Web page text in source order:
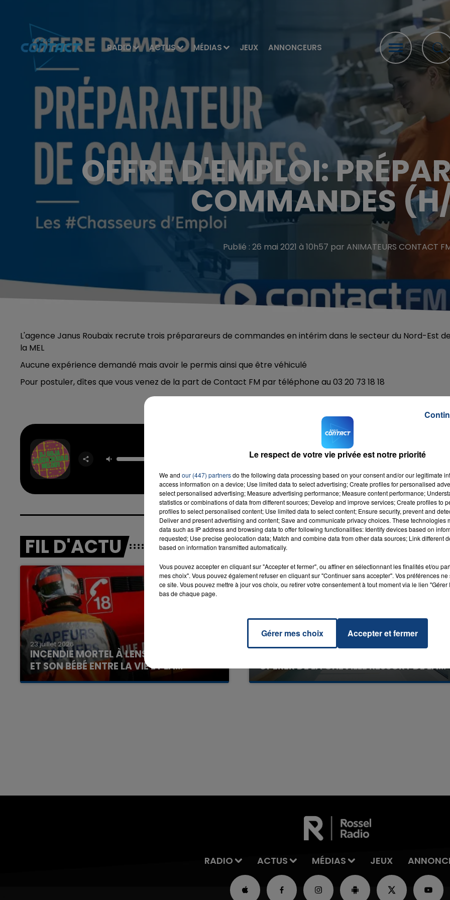
RADIO ACTUS MÉDIAS JEUX ANNONCEURS
OFFRE D'EMPLOI:
COMMANDES
Publié : 26 mai 2021 à 10h57 par ANIMATEURS CONTACT
L'agence Janus Roubaix recrute trois préparareurs de commandes en intérim dans le secteur du Nord-Est de
la MEL
Aucune expérience demandé mais avoir le permis ainsi que être véhiculé
Pour postuler, dîtes que vous venez de la part de Contact FM par téléphone au 03 20 73 18 18
MELODY
RADIO CONTACT
FIL D'ACTU
23 juillet 2026
INCENDIE MORTEL À LENS : UNE FEMME
ET SON BÉBÉ ENTRE LA VIE ET LA...
Un homme s'est immolé par le feu après avoir
OPÉRER DE LA CHEVILLE RESSORT DE LA...
La famille a porté plainte contre la clinique qui a
RADIO ACTUS MÉDIAS JEUX
Le respect de votre vie privée est notre priorité
We and our (447) partnersdo the following data processing based on your consent and/or our legitimate
access information on a device; Use limited data to select advertising; Create profiles for personalised
select personalised advertising; Measure advertising performance; Measure content performance;
statistics or combinations of data from different sources; Develop and improve services; Create profiles to
profiles to select personalised content; Use limited data to select content; Ensure security, prevent and
Deliver and present advertising and content; Save and communicate privacy choices. These technologies
data such as IP address and browsing data to offer following functionalities: Identify devices based on
requested; Use precise geolocation data; Match and combine data from other data sources; Link different
based on information transmitted automatically.
Vous pouvez accepter en cliquant sur "Accepter et fermer", ou affiner en sélectionnant les finalités et/ou
mes choix". Vous pouvez également refuser en cliquant sur "Continuer sans accepter". Vos préférences
ce site. Vous pouvez mettre à jour vos choix, ou retirer votre consentement à tout moment via le lien
bas de chaque page.
Gérer mes choix Accepter et fermer